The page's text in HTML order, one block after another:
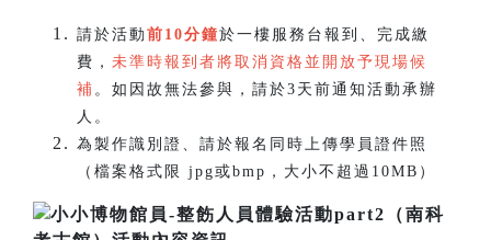
請於活動 前10分鐘於一樓服務台報到、完成繳
費， 未準時報到者將取消資格並開放予現場候
補 。如因故無法參與，請於3天前通知活動承辦
人。
為製作識別證、請於報名同時上傳學員證件照
（檔案格式限 jpg或bmp，大小不超過10MB）